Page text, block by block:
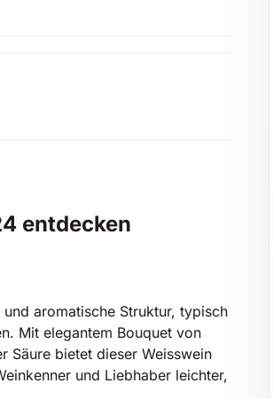
entdecken
aromatische Struktur, typisch
Mit elegantem Bouquet von
Säure bietet dieser Weisswein
und Liebhaber leichter,